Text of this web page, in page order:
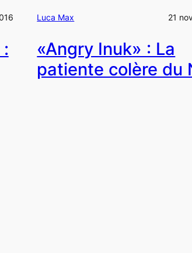
Luca Max 21
«Angry Inuk» : La
patiente colère du